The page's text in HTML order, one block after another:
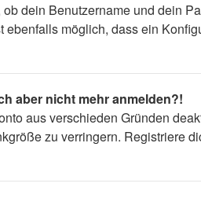
dein Benutzername und dein
möglich, dass ein
aber nicht mehr anmelden?!
aus verschieden Gründen
zu verringern. Registriere